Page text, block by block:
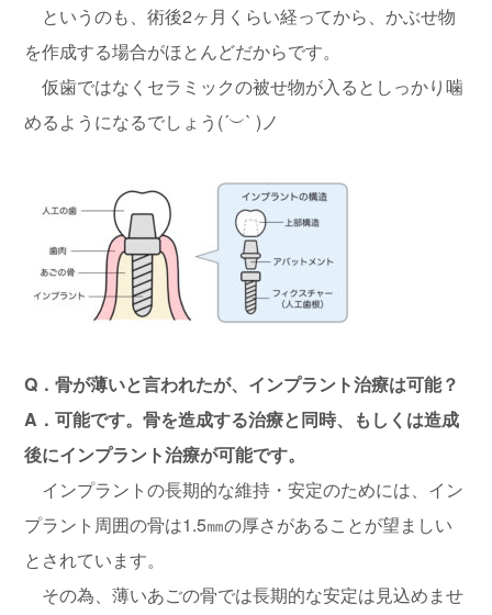
というのも、術後2ヶ月くらい経ってから、かぶせ物
を作成する場合がほとんどだからです。
仮歯ではなくセラミックの被せ物が入るとしっかり噛
めるようになるでしょう(´︶` )ノ
Q．骨が薄いと言われたが、インプラント治療は可能？
A．可能です。骨を造成する治療と同時、もしくは造成
後にインプラント治療が可能です。
インプラントの長期的な維持・安定のためには、イン
プラント周囲の骨は1.5㎜の厚さがあることが望ましい
とされています。
その為、薄いあごの骨では長期的な安定は見込めませ